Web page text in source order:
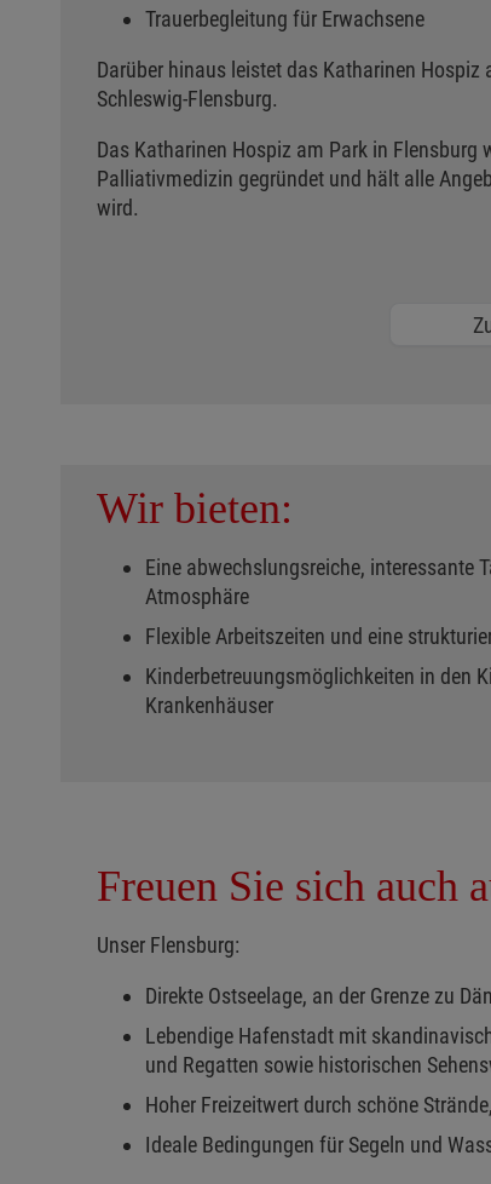
Trauerbegleitung für Erwachsene
Darüber hinaus leistet das Katharinen
Schleswig-Flensburg.
Das Katharinen Hospiz am Park in
Palliativmedizin gegründet und hält alle
wird.
Wir bieten:
Eine abwechslungsreiche, interessante
Atmosphäre
Flexible Arbeitszeiten und eine
Kinderbetreuungsmöglichkeiten in den
Krankenhäuser
Freuen Sie sich auch
Unser Flensburg:
Direkte Ostseelage, an der Grenze zu
Lebendige Hafenstadt mit
und Regatten sowie historischen
Hoher Freizeitwert durch schöne
Ideale Bedingungen für Segeln und